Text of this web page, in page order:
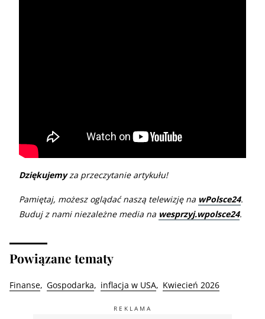
Dziękujemyza przeczytanie artykułu!
Pamiętaj, możesz oglądać naszą telewizję na wPolsce24.
Buduj z nami niezależne media na wesprzyj.wpolsce24.
Powiązane tematy
Finanse Gospodarka inflacja w USA Kwiecień 2026